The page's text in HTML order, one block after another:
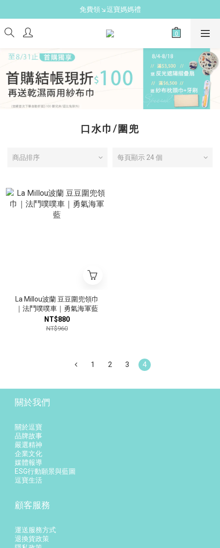
新手爸媽必備↘育兒懶人包
免費領↘逗寶媽媽禮
送禮心意↘親子胺基酸潔膚皂(金箔紫草)
新手爸媽必備↘育兒懶人包
口水巾/圍兜
商品排序 每頁顯示 24 個
La Millou波蘭 豆豆圍兜領巾
｜法鬥噗噗車｜勇氣海軍藍
NT$880
NT$960
1 2 3 4
關於我們
關於逗寶
品牌故事
嚴選精神
企業文化
媒體報導
ESG行動願景與藍圖
逗寶生活
顧客服務
運送服務方式
退換貨政策